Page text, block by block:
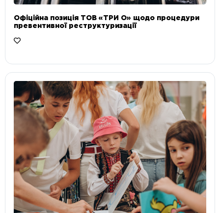
Офіційна позиція ТОВ «ТРИ О» щодо процедури
превентивної реструктуризації